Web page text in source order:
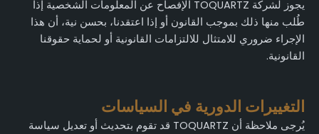
يجوز لشركة TOQUARTZ الإفصاح عن المعلومات الشخصية إذا
طُلب منها ذلك بموجب القانون أو إذا اعتقدنا، بحسن نية، أن هذا
الإجراء ضروري للامتثال للالتزامات القانونية أو لحماية حقوقنا
القانونية.
التغييرات الدورية في السياسات
يُرجى ملاحظة أن TOQUARTZ قد تقوم بتحديث أو تعديل سياسة